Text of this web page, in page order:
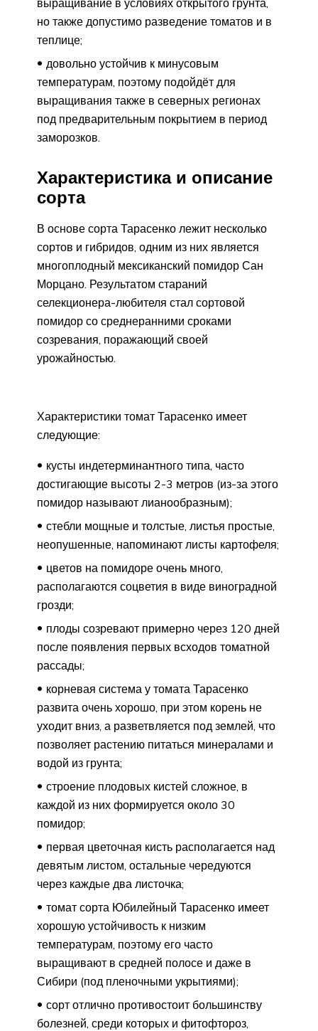
выращивание в условиях открытого грунта,
но также допустимо разведение томатов и в
теплице;
довольно устойчив к минусовым
температурам, поэтому подойдёт для
выращивания также в северных регионах
под предварительным покрытием в период
заморозков.
Характеристика и описание
сорта
В основе сорта Тарасенко лежит несколько
сортов и гибридов, одним из них является
многоплодный мексиканский помидор Сан
Морцано. Результатом стараний
селекционера-любителя стал сортовой
помидор со среднеранними сроками
созревания, поражающий своей
урожайностью.
Характеристики томат Тарасенко имеет
следующие:
кусты индетерминантного типа, часто
достигающие высоты 2-3 метров (из-за этого
помидор называют лианообразным);
стебли мощные и толстые, листья простые,
неопушенные, напоминают листы картофеля;
цветов на помидоре очень много,
располагаются соцветия в виде виноградной
грозди;
плоды созревают примерно через 120 дней
после появления первых всходов томатной
рассады;
корневая система у томата Тарасенко
развита очень хорошо, при этом корень не
уходит вниз, а разветвляется под землей, что
позволяет растению питаться минералами и
водой из грунта;
строение плодовых кистей сложное, в
каждой из них формируется около 30
помидор;
первая цветочная кисть располагается над
девятым листом, остальные чередуются
через каждые два листочка;
томат сорта Юбилейный Тарасенко имеет
хорошую устойчивость к низким
температурам, поэтому его часто
выращивают в средней полосе и даже в
Сибири (под пленочными укрытиями);
сорт отлично противостоит большинству
болезней, среди которых и фитофтороз,